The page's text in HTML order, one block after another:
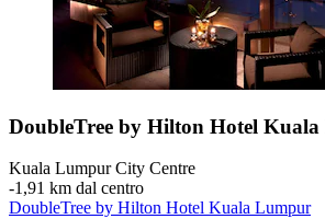
DoubleTree by Hilton Hotel
Kuala Lumpur City Centre
‐1,91 km dal centro
DoubleTree by Hilton Hotel Kuala Lumpur